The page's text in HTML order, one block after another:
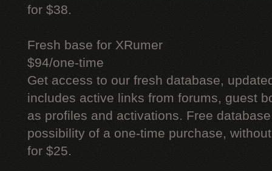
for $38.
Fresh base for XRumer
$94/one-time
Get access to our fresh database,
includes active links from forums, guest
as profiles and activations. Free
possibility of a one-time purchase,
for $25.